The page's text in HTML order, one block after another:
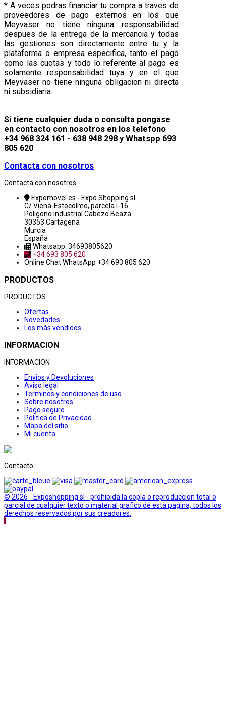
* A veces podras financiar tu compra a traves de
proveedores de pago externos en los que
Meyvaser no tiene ninguna responsabilidad
despues de la entrega de la mercancia y todas
las gestiones son directamente entre tu y la
plataforma o empresa especifica, tanto el pago
como las cuotas y todo lo referente al pago es
solamente responsabilidad tuya y en el que
Meyvaser no tiene ninguna obligacion ni directa
ni subsidiaria.
Si tiene cualquier duda o consulta pongase
en contacto con nosotros en los telefono
+34 968 324 161 - 638 948 298 y Whatspp 693
805 620
Contacta con nosotros
Contacta con nosotros
Expomovel.es - Expo Shopping sl
C/ Viena-Estocolmo, parcela i-16
Poligono industrial Cabezo Beaza
30353 Cartagena
Murcia
España
Whatsapp: 34693805620
+34 693 805 620
Online ChatWhatsApp +34 693 805 620
PRODUCTOS
PRODUCTOS
Ofertas
Novedades
Los más vendidos
INFORMACION
INFORMACION
Envios y Devoluciones
Aviso legal
Terminos y condiciones de uso
Sobre nosotros
Pago seguro
Politica de Privacidad
Mapa del sitio
Mi cuenta
Contacto
© 2026 - Exposhopping sl - prohibida la copia o reproduccion total o
parcial de cualquier texto o material grafico de esta pagina, todos los
derechos reservados por sus creadores.